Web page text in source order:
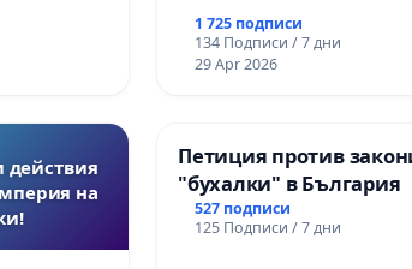
1 725 подписи
134 Подписи / 7 дни
29 Apr 2026
действия
на
Петиция против
"бухалки" в България
527 подписи
125 Подписи / 7 дни